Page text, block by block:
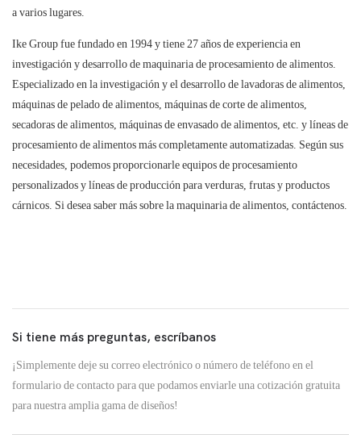
a varios lugares.
Ike Group fue fundado en 1994 y tiene 27 años de experiencia en
investigación y desarrollo de maquinaria de procesamiento de alimentos.
Especializado en la investigación y el desarrollo de lavadoras de alimentos,
máquinas de pelado de alimentos, máquinas de corte de alimentos,
secadoras de alimentos, máquinas de envasado de alimentos, etc. y líneas de
procesamiento de alimentos más completamente automatizadas. Según sus
necesidades, podemos proporcionarle equipos de procesamiento
personalizados y líneas de producción para verduras, frutas y productos
cárnicos. Si desea saber más sobre la maquinaria de alimentos, contáctenos.
Si tiene más preguntas, escríbanos
¡Simplemente deje su correo electrónico o número de teléfono en el
formulario de contacto para que podamos enviarle una cotización gratuita
para nuestra amplia gama de diseños!